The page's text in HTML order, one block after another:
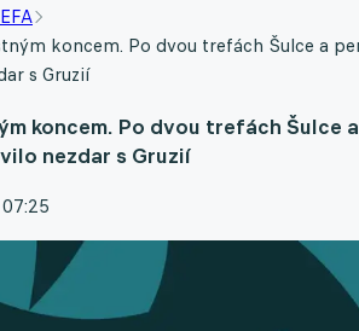
koncem. Po dvou trefách Šulce a
s Gruzií
koncem. Po dvou trefách Šulce
nezdar s Gruzií